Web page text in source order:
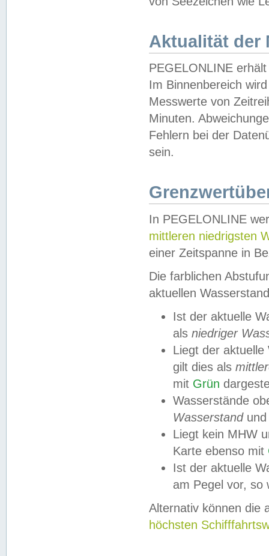
Aktualität der
PEGELONLINE
Im Binnenbereich
Messwerte von
Minuten.
Fehlern bei der
sein.
In PEGELONLINE
mittleren niedrigsten
einer Zeitspanne in
Die farblichen
aktuellen
Ist der aktuelle
als niedriger
Liegt der
gilt dies als
mit Grün
Wasserstände
Wasserstandund
Liegt kein MHW
Karte ebenso mit
Ist der aktuelle
am Pegel vor,
Alternativ können die
höchsten